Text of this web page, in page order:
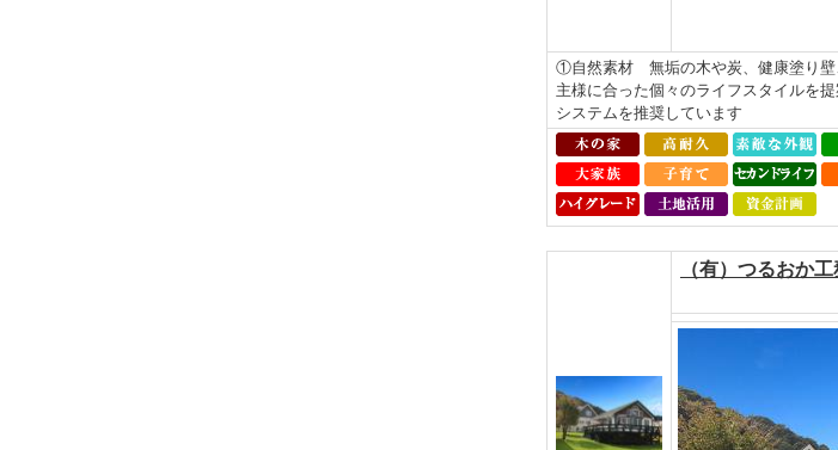
①自然素材 無垢の木や炭、健康塗り
主様に合った個々のライフスタイルを
システムを推奨しています
（有）つるおか